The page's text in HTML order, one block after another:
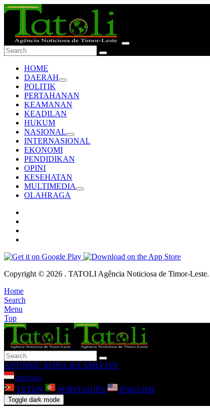
HOME
DAERAH
POLITIK
PERTAHANAN
KEAMANAN
KEADILAN
HUKUM
NASIONAL
INTERNASIONAL
EKONOMI
PENDIDIKAN
OPINI
KESEHATAN
MULTIMEDIA
OLAHRAGA
Copyright © 2026 . TATOLI Agência Noticiosa de Timor-Leste.
Home
Search
Menu
Top
ANUNSIU KONA-BA AMI LIVE
BAHASA
TETUN PORTUGUÊS ENGLISH
Toggle dark mode